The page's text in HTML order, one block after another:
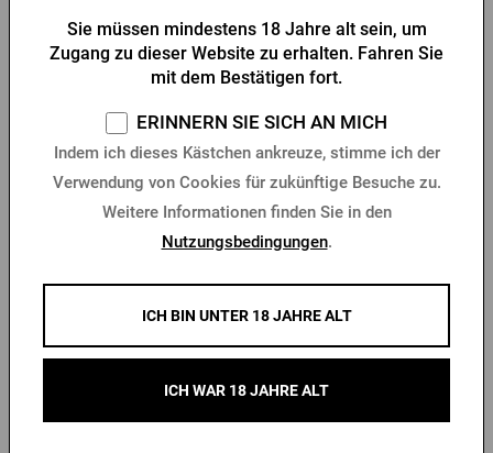
gezapften Bier.
Für alle, die Wert auf Qualität, Details und gutes Bier legen.
Parameter
Das könnte Sie interessieren
Sie müssen mindestens 18 Jahre alt sein, um
Zugang zu dieser Website zu erhalten. Fahren Sie
mit dem Bestätigen fort.
ERINNERN SIE SICH AN MICH
Indem ich dieses Kästchen ankreuze, stimme ich der
Verwendung von Cookies für zukünftige Besuche zu.
Weitere Informationen finden Sie in den
Nutzungsbedingungen.
ICH BIN UNTER 18 JAHRE ALT
ICH WAR 18 JAHRE ALT